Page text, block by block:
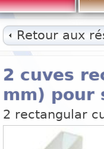
Retour aux
2 cuves
mm) pour
2 rectangular